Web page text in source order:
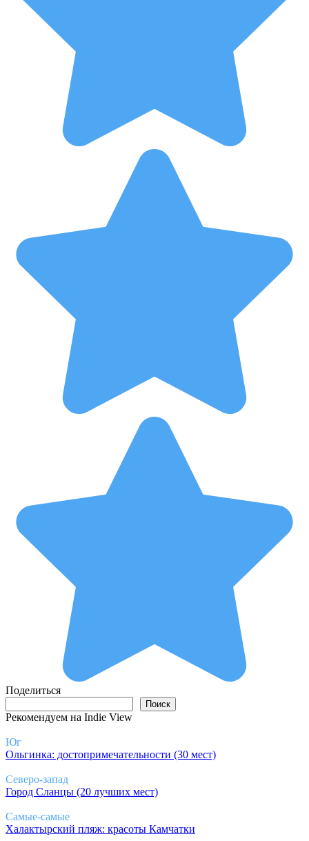
Поделиться
Поиск
Рекомендуем на Indie View
Юг
Ольгинка: достопримечательности (30 мест)
Северо-запад
Город Сланцы (20 лучших мест)
Самые-самые
Халактырский пляж: красоты Камчатки